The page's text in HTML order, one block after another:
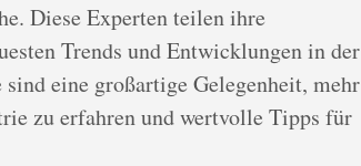
Diese Experten teilen ihre
Trends und Entwicklungen in der
eine großartige Gelegenheit, mehr
zu erfahren und wertvolle Tipps für